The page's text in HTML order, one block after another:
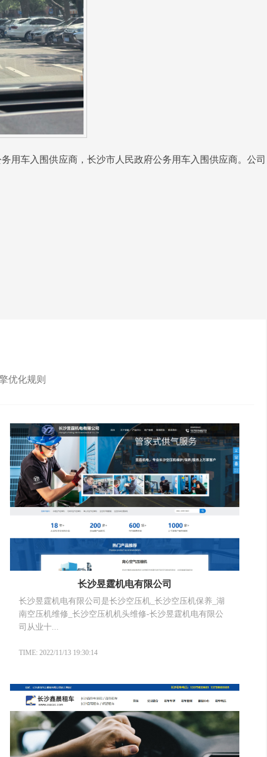
用车入围供应商，长沙市人民政府公务用车入围供应商。公司
优化规则
长沙昱霆机电有限公司
长沙昱霆机电有限公司是长沙空压机_长沙空压机保养_湖
南空压机维修_长沙空压机机头维修-长沙昱霆机电有限公
司从业十...
TIME: 2022/11/13 19:30:14